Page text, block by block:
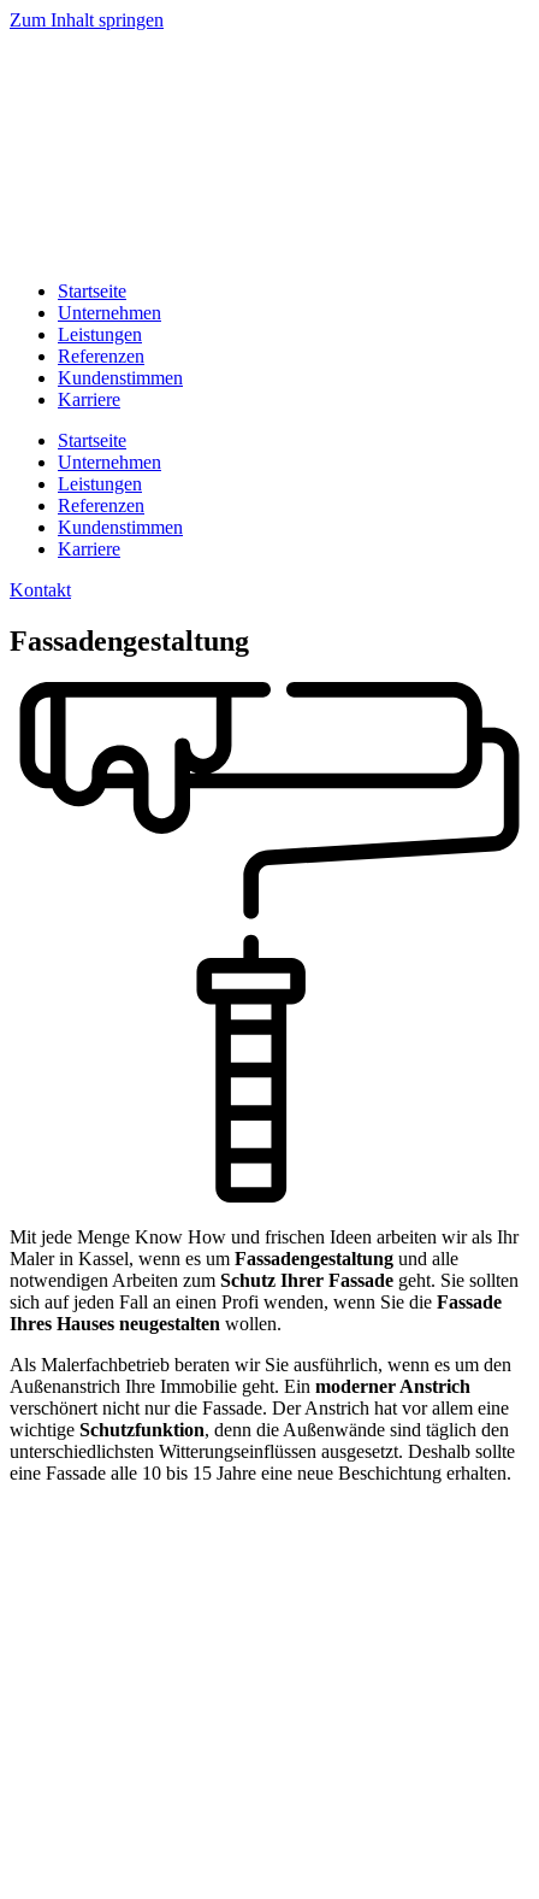
Zum Inhalt springen
Startseite
Unternehmen
Leistungen
Referenzen
Kundenstimmen
Karriere
Startseite
Unternehmen
Leistungen
Referenzen
Kundenstimmen
Karriere
Kontakt
Fassadengestaltung
Mit jede Menge Know How und frischen Ideen arbeiten wir als Ihr
Maler in Kassel, wenn es um Fassadengestaltung und alle
notwendigen Arbeiten zum Schutz Ihrer Fassade geht. Sie sollten
sich auf jeden Fall an einen Profi wenden, wenn Sie die Fassade
Ihres Hauses neugestalten wollen.
Als Malerfachbetrieb beraten wir Sie ausführlich, wenn es um den
Außenanstrich Ihre Immobilie geht. Ein moderner Anstrich
verschönert nicht nur die Fassade. Der Anstrich hat vor allem eine
wichtige Schutzfunktion, denn die Außenwände sind täglich den
unterschiedlichsten Witterungseinflüssen ausgesetzt. Deshalb sollte
eine Fassade alle 10 bis 15 Jahre eine neue Beschichtung erhalten.